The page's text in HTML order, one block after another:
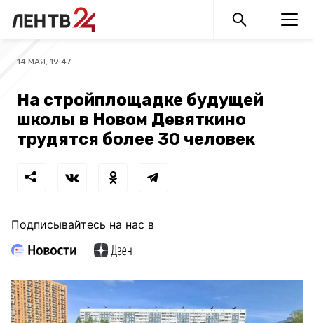
14 МАЯ, 19:47
На стройплощадке будущей
школы в Новом Девяткино
трудятся более 30 человек
Подписывайтесь на нас в